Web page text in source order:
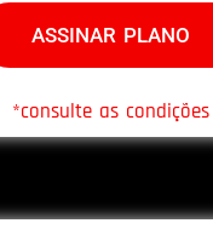
ASSINAR PLANO
*consulte as condições